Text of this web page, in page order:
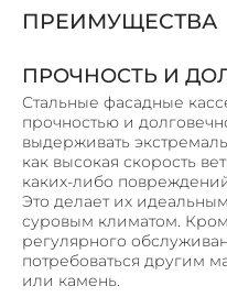
ПОЧТОВЫЕ ЯЩИКИ
ЗАКЛАДНЫЕ
КОЗЫРЬКИ И НАВЕСЫ
НАШИ РАБОТЫ
КОНТАКТЫ
ПРЕИМУЩЕСТВА
ПРОЧНОСТЬ И
Стальные фасадные
прочностью и
выдерживать
как высокая скорость
каких-либо
Это делает их
суровым климатом.
регулярного
потребоваться другим
или камень.